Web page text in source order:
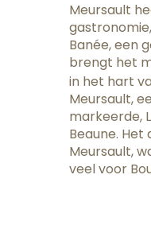
Meursault
Banée, een
brengt het
in het hart
Meursault,
markeerde,
Beaune.
Meursault,
veel voor